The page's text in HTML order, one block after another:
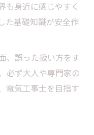
も身近に感じやすく
た基礎知識が安全作
、誤った扱い方をす
必ず大人や専門家の
電気工事士を目指す